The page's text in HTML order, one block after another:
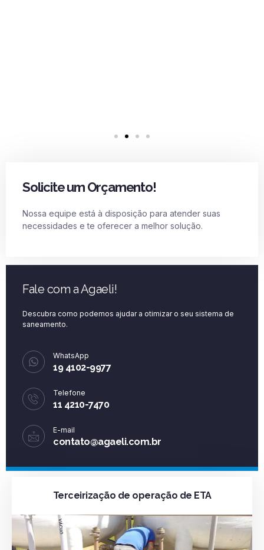
Solicite um Orçamento!
Nossa equipe está à disposição para atender suas
necessidades e te oferecer a melhor solução.
Fale com a Agaeli!
Descubra como podemos ajudar a otimizar o seu sistema de
saneamento.
WhatsApp
19 4102-9977
Telefone
11 4210-7470
E-mail
contato@agaeli.com.br
Terceirização de operação de ETA